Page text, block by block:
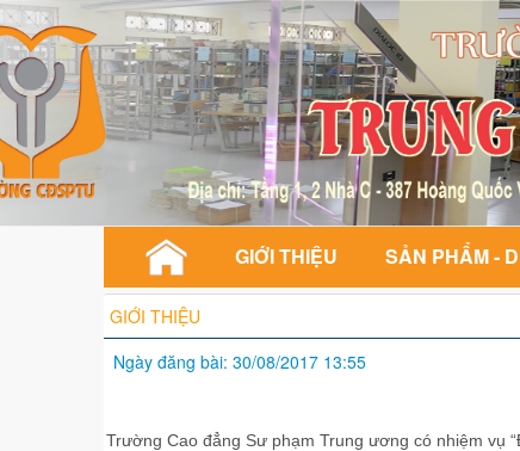
GIỚI THIỆU SẢN PHẨM -
GIỚI THIỆU
Ngày đăng bài: 30/08/2017 13:55
Trường Cao đẳng Sư phạm Trung ương có nhiệm vụ